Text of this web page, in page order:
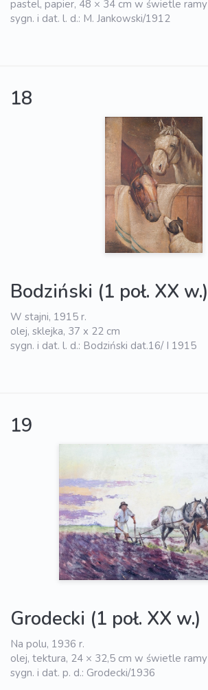
pastel, papier, 48 × 34 cm w świetle ramy
sygn. i dat. l. d.: M. Jankowski/1912
18
Bodziński (1 poł. XX w.)
W stajni, 1915 r.
olej, sklejka, 37 x 22 cm
sygn. i dat. l. d.: Bodziński dat.16/ I 1915
19
Grodecki (1 poł. XX w.)
Na polu, 1936 r.
olej, tektura, 24 × 32,5 cm w świetle ramy
sygn. i dat. p. d.: Grodecki/1936